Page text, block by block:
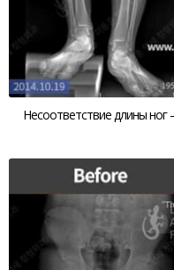
Несоответствие длины ног